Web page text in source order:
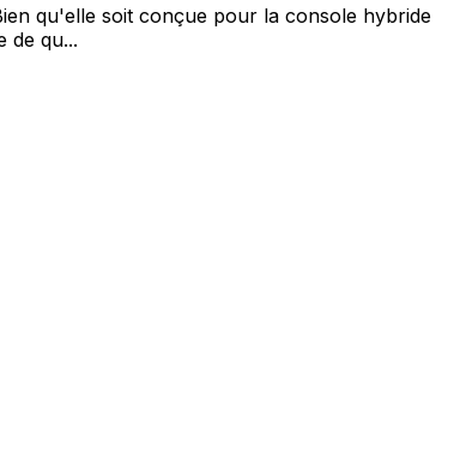
qu'elle soit conçue pour la console hybride
de qu...